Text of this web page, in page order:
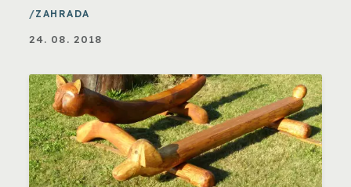
ZAHRADA
24. 08. 2018